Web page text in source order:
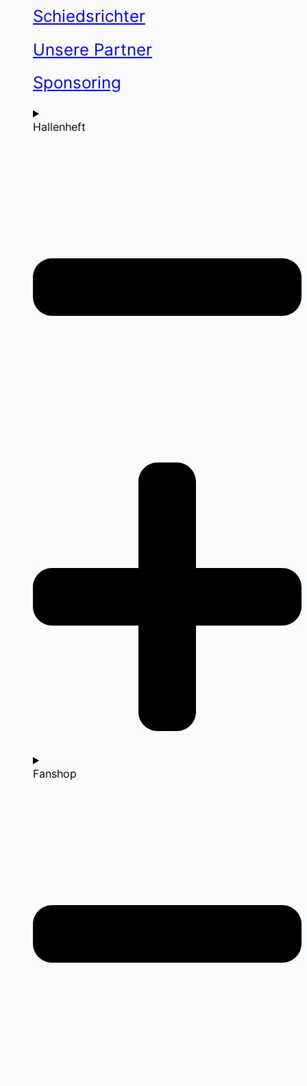
Schiedsrichter
Unsere Partner
Sponsoring
Hallenheft
Fanshop